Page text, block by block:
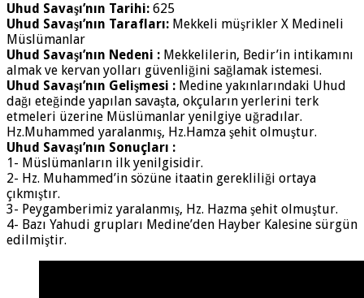
Uhud Savaşı’nın Tarihi: 625
Uhud Savaşı’nın Tarafları: Mekkeli müşrikler X Medineli
Müslümanlar
Uhud Savaşı’nın Nedeni : Mekkelilerin, Bedir’in intikamını
almak ve kervan yolları güvenliğini sağlamak istemesi.
Uhud Savaşı’nın Gelişmesi : Medine yakınlarındaki Uhud
dağı eteğinde yapılan savaşta, okçuların yerlerini terk
etmeleri üzerine Müslümanlar yenilgiye uğradılar.
Hz.Muhammed yaralanmış, Hz.Hamza şehit olmuştur.
Uhud Savaşı’nın Sonuçları :
1- Müslümanların ilk yenilgisidir.
2- Hz. Muhammed’in sözüne itaatin gerekliliği ortaya
çıkmıştır.
3- Peygamberimiz yaralanmış, Hz. Hazma şehit olmuştur.
4- Bazı Yahudi grupları Medine’den Hayber Kalesine sürgün
edilmiştir.